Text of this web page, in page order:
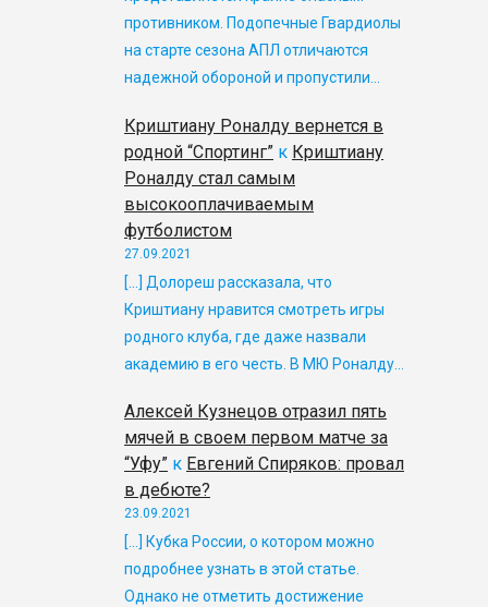
противником. Подопечные Гвардиолы
на старте сезона АПЛ отличаются
надежной обороной и пропустили…
Криштиану Роналду вернется в
родной “Спортинг” к Криштиану
Роналду стал самым
высокооплачиваемым
футболистом
27.09.2021
[…] Долореш рассказала, что
Криштиану нравится смотреть игры
родного клуба, где даже назвали
академию в его честь. В МЮ Роналду…
Алексей Кузнецов отразил пять
мячей в своем первом матче за
“Уфу” к Евгений Спиряков: провал
в дебюте?
23.09.2021
[…] Кубка России, о котором можно
подробнее узнать в этой статье.
Однако не отметить достижение